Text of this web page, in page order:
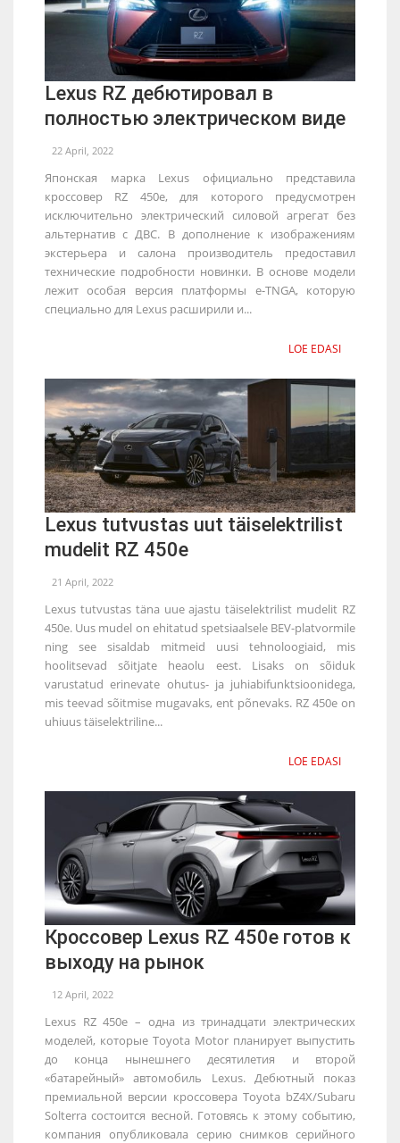
Lexus RZ дебютировал в
полностью электрическом виде
22 April, 2022
Японская марка Lexus официально представила
кроссовер RZ 450e, для которого предусмотрен
исключительно электрический силовой агрегат без
альтернатив с ДВС. В дополнение к изображениям
экстерьера и салона производитель предоставил
технические подробности новинки. В основе модели
лежит особая версия платформы e-TNGA, которую
специально для Lexus расширили и...
LOE EDASI
Lexus tutvustas uut täiselektrilist
mudelit RZ 450e
21 April, 2022
Lexus tutvustas täna uue ajastu täiselektrilist mudelit RZ
450e. Uus mudel on ehitatud spetsiaalsele BEV-platvormile
ning see sisaldab mitmeid uusi tehnoloogiaid, mis
hoolitsevad sõitjate heaolu eest. Lisaks on sõiduk
varustatud erinevate ohutus- ja juhiabifunktsioonidega,
mis teevad sõitmise mugavaks, ent põnevaks. RZ 450e on
uhiuus täiselektriline...
LOE EDASI
Кроссовер Lexus RZ 450e готов к
выходу на рынок
12 April, 2022
Lexus RZ 450e – одна из тринадцати электрических
моделей, которые Toyota Motor планирует выпустить
до конца нынешнего десятилетия и второй
«батарейный» автомобиль Lexus. Дебютный показ
премиальной версии кроссовера Toyota bZ4X/Subaru
Solterra состоится весной. Готовясь к этому событию,
компания опубликовала серию снимков серийного